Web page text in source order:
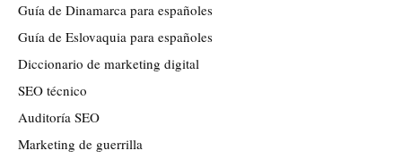
Guía de Dinamarca para españoles
Guía de Eslovaquia para españoles
Diccionario de marketing digital
SEO técnico
Auditoría SEO
Marketing de guerrilla